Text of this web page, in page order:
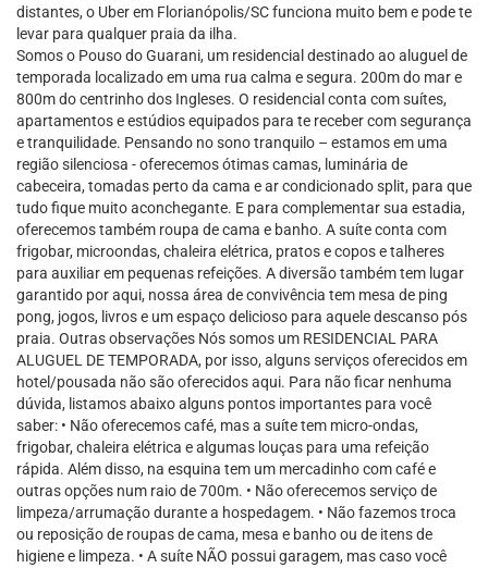
distantes, o Uber em Florianópolis/SC funciona muito bem e pode te
levar para qualquer praia da ilha.
Somos o Pouso do Guarani, um residencial destinado ao aluguel de
temporada localizado em uma rua calma e segura. 200m do mar e
800m do centrinho dos Ingleses. O residencial conta com suítes,
apartamentos e estúdios equipados para te receber com segurança
e tranquilidade. Pensando no sono tranquilo – estamos em uma
região silenciosa - oferecemos ótimas camas, luminária de
cabeceira, tomadas perto da cama e ar condicionado split, para que
tudo fique muito aconchegante. E para complementar sua estadia,
oferecemos também roupa de cama e banho. A suíte conta com
frigobar, microondas, chaleira elétrica, pratos e copos e talheres
para auxiliar em pequenas refeições. A diversão também tem lugar
garantido por aqui, nossa área de convivência tem mesa de ping
pong, jogos, livros e um espaço delicioso para aquele descanso pós
praia. Outras observações Nós somos um RESIDENCIAL PARA
ALUGUEL DE TEMPORADA, por isso, alguns serviços oferecidos em
hotel/pousada não são oferecidos aqui. Para não ficar nenhuma
dúvida, listamos abaixo alguns pontos importantes para você
saber: • Não oferecemos café, mas a suíte tem micro-ondas,
frigobar, chaleira elétrica e algumas louças para uma refeição
rápida. Além disso, na esquina tem um mercadinho com café e
outras opções num raio de 700m. • Não oferecemos serviço de
limpeza/arrumação durante a hospedagem. • Não fazemos troca
ou reposição de roupas de cama, mesa e banho ou de itens de
higiene e limpeza. • A suíte NÃO possui garagem, mas caso você